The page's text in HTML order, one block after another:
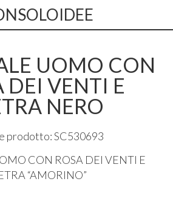
UOMO CON
DEI VENTI E
NERO
prodotto: SC530693
CON ROSA DEI VENTI E
“AMORINO”